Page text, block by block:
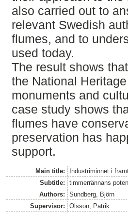
also carried out to
relevant Swedish
flumes, and to
used today.
The result shows
the National
monuments and
case study shows
flumes have
preservation has
support.
Main title:
Industriminnet i
Subtitle:
timmerrännans
Authors:
Sundberg, Björn
Supervisor:
Olsson, Patrik